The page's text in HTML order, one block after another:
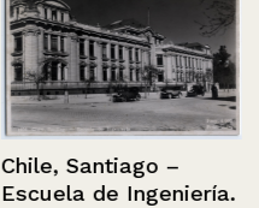
Chile, Santiago –
Escuela de Ingeniería.